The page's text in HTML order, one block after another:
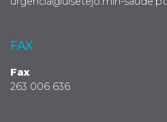
FAX
Fax
263 006 636